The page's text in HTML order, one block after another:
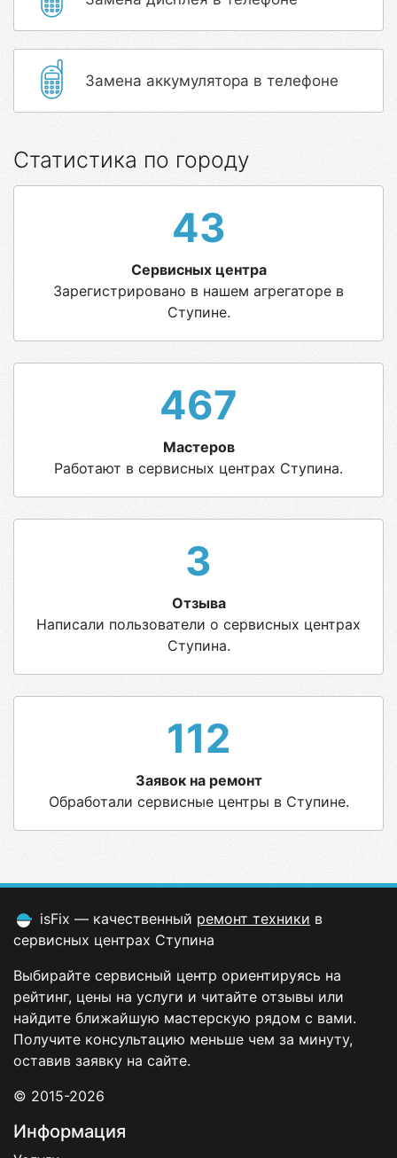
Замена аккумулятора в телефоне
Статистика по городу
43
Сервисных центра
Зарегистрировано в нашем агрегаторе в
Ступине.
467
Мастеров
Работают в сервисных центрах Ступина.
3
Отзыва
Написали пользователи о сервисных центрах
Ступина.
112
Заявок на ремонт
Обработали сервисные центры в Ступине.
isFix — качественный ремонт техники в
сервисных центрах Ступина
Выбирайте сервисный центр ориентируясь на
рейтинг, цены на услуги и читайте отзывы или
найдите ближайшую мастерскую рядом с вами.
Получите консультацию меньше чем за минуту,
оставив заявку на сайте.
© 2015-2026
Информация